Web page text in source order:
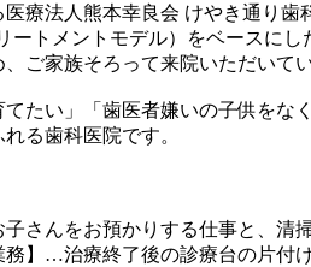
療法人熊本幸良会 けやき通り
ートメントモデル）をベースに
ご家族そろって来院いただいてい
てたい」「歯医者嫌いの子供をな
る歯科医院です。
さんをお預かりする仕事と、清
務】…治療終了後の診療台の片付